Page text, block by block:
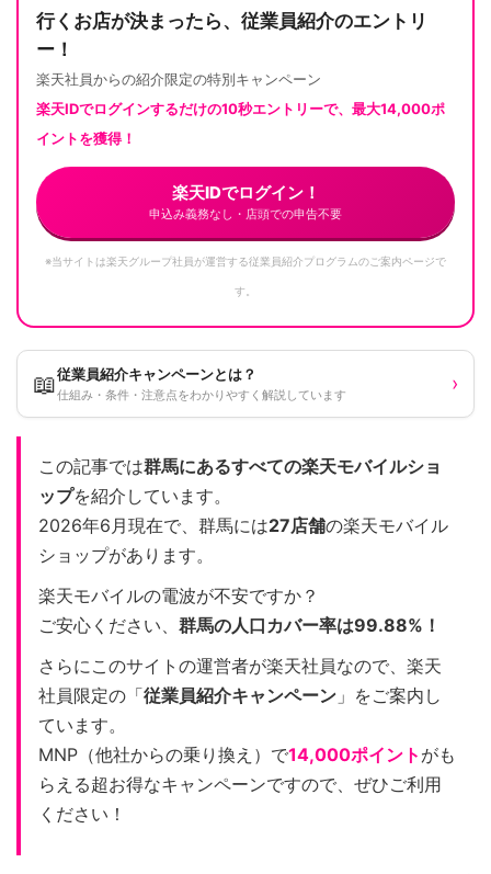
行くお店が決まったら、従業員紹介のエントリ
ー！
楽天社員からの紹介限定の特別キャンペーン
楽天IDでログインするだけの10秒エントリーで、最大14,000ポ
イントを獲得！
楽天IDでログイン！
申込み義務なし・店頭での申告不要
※当サイトは楽天グループ社員が運営する従業員紹介プログラムのご案内ページで
す。
📖従業員紹介キャンペーンとは？
仕組み・条件・注意点をわかりやすく解説しています ›
この記事では群馬にあるすべての楽天モバイルショ
ップを紹介しています。
2026年6月現在で、群馬には27店舗の楽天モバイル
ショップがあります。
楽天モバイルの電波が不安ですか？
ご安心ください、 群馬の人口カバー率は99.88%！
さらにこのサイトの運営者が楽天社員なので、楽天
社員限定の「従業員紹介キャンペーン 」をご案内し
ています。
MNP（他社からの乗り換え）で14,000ポイント がも
らえる超お得なキャンペーンですので、ぜひご利用
ください！